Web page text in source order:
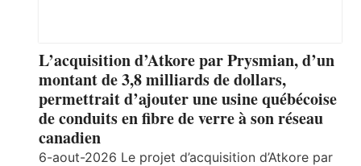
L’acquisition d’Atkore par Prysmian, d’un
montant de 3,8 milliards de dollars,
permettrait d’ajouter une usine québécoise
de conduits en fibre de verre à son réseau
canadien
6-aout-2026 Le projet d’acquisition d’Atkore par